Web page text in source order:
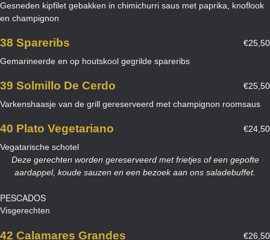
Gesneden kipfilet gebakken in chimichurri saus met paprika, knoflook
en champignon
38 Spareribs
€25,50
Gemarineerde en op houtskool gegrilde spareribs
39 Solmillo De Cerdo
€25,50
Varkenshaasje van de grill gereserveerd met champignon roomsaus
40 Plato Vegetariano
€24,50
Vegatarische schotel
Deze gerechten worden gereserveerd met frietjes of een gepofte
aardappel, koude sauzen en een bezoek aan ons saladebuffet.
PESCADOS
Visgerechten
42 Calamares Grandes €26,50